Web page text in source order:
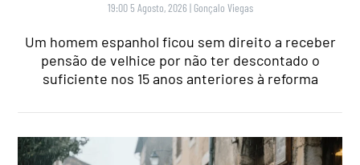
19:00 5 Agosto, 2026 | Gonçalo Viegas
Um homem espanhol ficou sem direito a receber
pensão de velhice por não ter descontado o
suficiente nos 15 anos anteriores à reforma